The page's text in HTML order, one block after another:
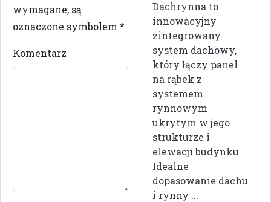
wymagane, są
oznaczone symbolem *
Komentarz
Dachrynna to
innowacyjny
zintegrowany
system dachowy,
który łączy panel
na rąbek z
systemem
rynnowym
ukrytym w jego
strukturze i
elewacji budynku.
Idealne
dopasowanie dachu
i rynny ...